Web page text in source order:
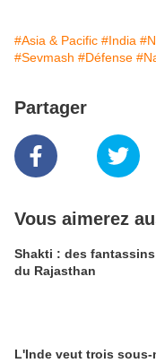
#Asia & Pacific #India
#Sevmash #Défense
Partager
Vous aimerez
Shakti : des
du Rajasthan
L'Inde veut trois sous-